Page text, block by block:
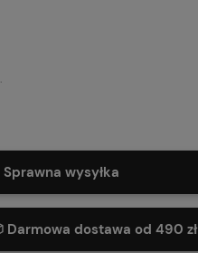
wysyłka
Darmowa dostawa od 490 zł